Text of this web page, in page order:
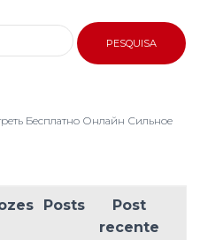
Бесплатно Онлайн Сильное
Posts
Post
recente